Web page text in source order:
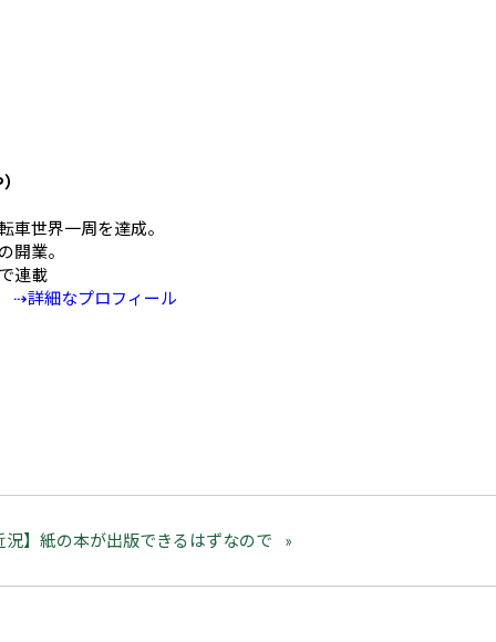
世界一周を達成。
開業。
連載
⇢詳細なプロフィール
況】紙の本が出版できるはずなので